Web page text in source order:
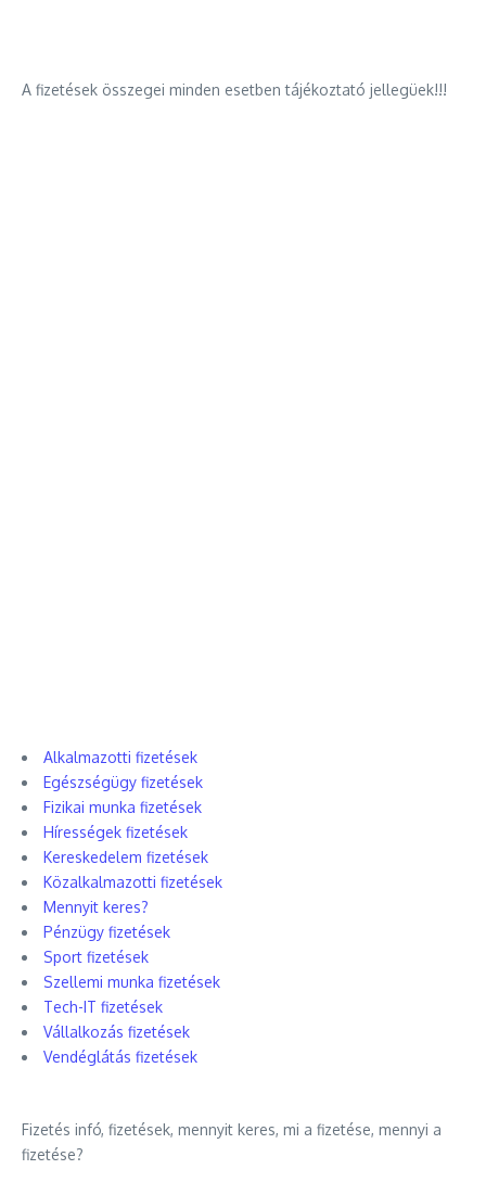
A fizetések összegei minden esetben tájékoztató jellegüek!!!
Alkalmazotti fizetések
Egészségügy fizetések
Fizikai munka fizetések
Hírességek fizetések
Kereskedelem fizetések
Közalkalmazotti fizetések
Mennyit keres?
Pénzügy fizetések
Sport fizetések
Szellemi munka fizetések
Tech-IT fizetések
Vállalkozás fizetések
Vendéglátás fizetések
Fizetés infó, fizetések, mennyit keres, mi a fizetése, mennyi a
fizetése?